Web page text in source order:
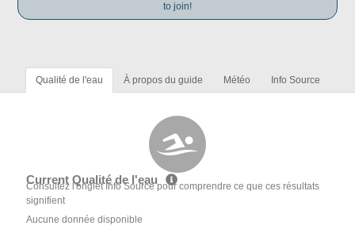
to join!
Qualité de l'eau À propos du guide Météo Info Source
Current Qualité de l'eau
Consultez l'onglet Info Source pour comprendre ce que ces résultats
signifient
Aucune donnée disponible